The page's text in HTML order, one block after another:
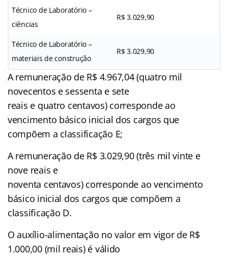
Técnico de Laboratório –
ciências
R$ 3.029,90
Técnico de Laboratório –
materiais de construção
R$ 3.029,90
A remuneração de R$ 4.967,04 (quatro mil
novecentos e sessenta e sete
reais e quatro centavos) corresponde ao
vencimento básico inicial dos cargos que
compõem a classificação E;
A remuneração de R$ 3.029,90 (três mil vinte e
nove reais e
noventa centavos) corresponde ao vencimento
básico inicial dos cargos que compõem a
classificação D.
O auxílio-alimentação no valor em vigor de R$
1.000,00 (mil reais) é válido